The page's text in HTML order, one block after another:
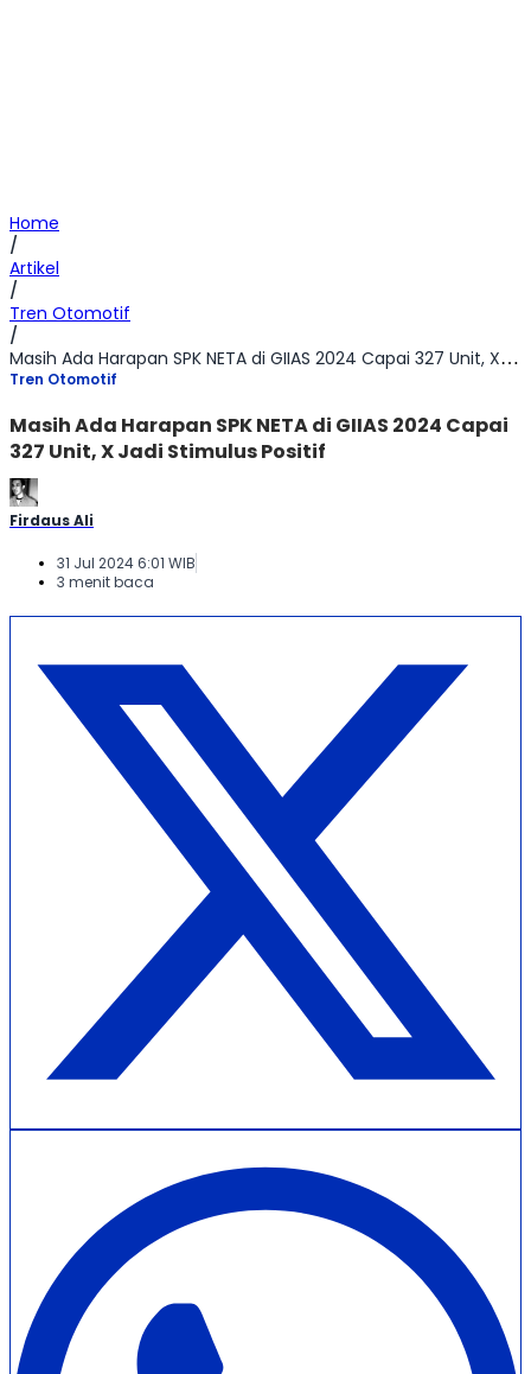
Home
/
Artikel
/
Tren Otomotif
/
Masih Ada Harapan SPK NETA di GIIAS 2024 Capai 327 Unit, X Jadi Stimulus Positif
Tren Otomotif
Masih Ada Harapan SPK NETA di GIIAS 2024 Capai
327 Unit, X Jadi Stimulus Positif
Firdaus Ali
31 Jul 2024 6:01 WIB
3 menit baca